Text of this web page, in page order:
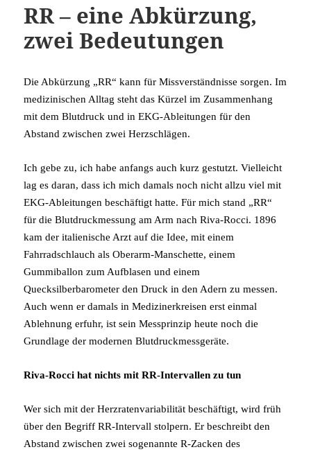
RR – eine Abkürzung,
zwei Bedeutungen
Die Abkürzung „RR“ kann für Missverständnisse sorgen. Im
medizinischen Alltag steht das Kürzel im Zusammenhang
mit dem Blutdruck und in EKG-Ableitungen für den
Abstand zwischen zwei Herzschlägen.
Ich gebe zu, ich habe anfangs auch kurz gestutzt. Vielleicht
lag es daran, dass ich mich damals noch nicht allzu viel mit
EKG-Ableitungen beschäftigt hatte. Für mich stand „RR“
für die Blutdruckmessung am Arm nach Riva-Rocci. 1896
kam der italienische Arzt auf die Idee, mit einem
Fahrradschlauch als Oberarm-Manschette, einem
Gummiballon zum Aufblasen und einem
Quecksilberbarometer den Druck in den Adern zu messen.
Auch wenn er damals in Medizinerkreisen erst einmal
Ablehnung erfuhr, ist sein Messprinzip heute noch die
Grundlage der modernen Blutdruckmessgeräte.
Riva-Rocci hat nichts mit RR-Intervallen zu tun
Wer sich mit der Herzratenvariabilität beschäftigt, wird früh
über den Begriff RR-Intervall stolpern. Er beschreibt den
Abstand zwischen zwei sogenannte R-Zacken des